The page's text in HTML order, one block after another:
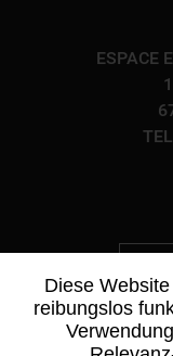
ESPACE
Diese
reibungslos